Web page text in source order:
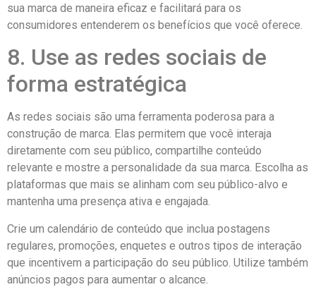
sua marca de maneira eficaz e facilitará para os
consumidores entenderem os benefícios que você oferece.
8. Use as redes sociais de
forma estratégica
As redes sociais são uma ferramenta poderosa para a
construção de marca. Elas permitem que você interaja
diretamente com seu público, compartilhe conteúdo
relevante e mostre a personalidade da sua marca. Escolha as
plataformas que mais se alinham com seu público-alvo e
mantenha uma presença ativa e engajada.
Crie um calendário de conteúdo que inclua postagens
regulares, promoções, enquetes e outros tipos de interação
que incentivem a participação do seu público. Utilize também
anúncios pagos para aumentar o alcance.